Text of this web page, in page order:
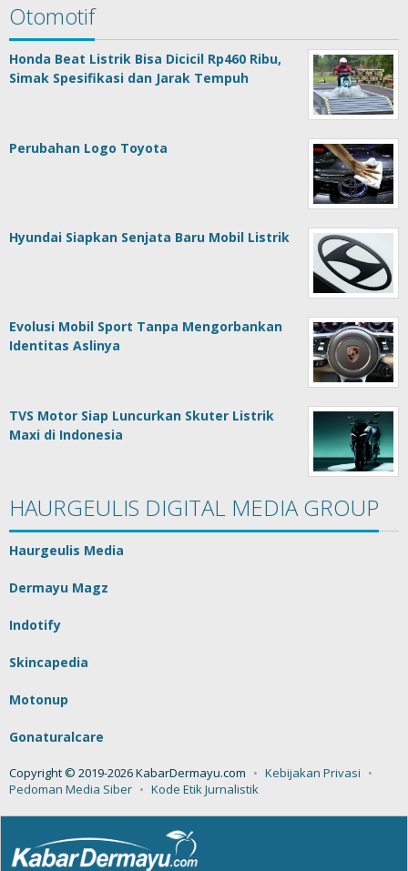
Otomotif
Honda Beat Listrik Bisa Dicicil Rp460 Ribu,
Simak Spesifikasi dan Jarak Tempuh
Perubahan Logo Toyota
Hyundai Siapkan Senjata Baru Mobil Listrik
Evolusi Mobil Sport Tanpa Mengorbankan
Identitas Aslinya
TVS Motor Siap Luncurkan Skuter Listrik
Maxi di Indonesia
HAURGEULIS DIGITAL MEDIA GROUP
Haurgeulis Media
Dermayu Magz
Indotify
Skincapedia
Motonup
Gonaturalcare
Copyright © 2019-2026 KabarDermayu.com
Kebijakan Privasi
Pedoman Media Siber
Kode Etik Jurnalistik